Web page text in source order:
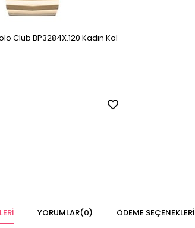
Club BP3284X.120 Kadın Kol
YORUMLAR(0) ÖDEME SEÇENEKLERI